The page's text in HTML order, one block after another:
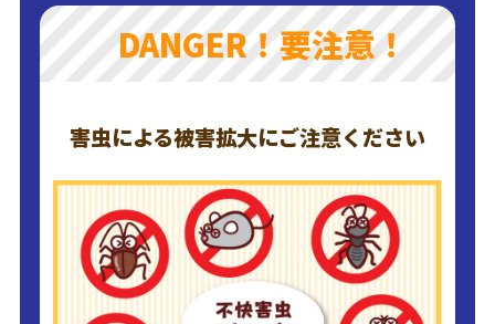
DANGER！要注意！
害虫による被害拡大にご注意ください